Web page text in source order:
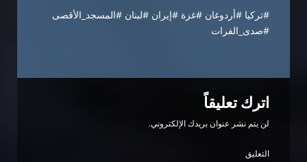
#تركيا #أردوغان #غزة #إيران #لبنان #المسجد_الأقصى
#صدى_الفرات
اترك تعليقاً
لن يتم نشر عنوان بريدك الإلكتروني.
التعليق